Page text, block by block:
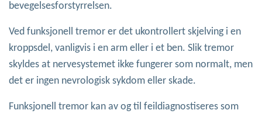
bevegelsesforstyrrelsen.
Ved funksjonell tremor er det ukontrollert skjelving i en
kroppsdel, vanligvis i en arm eller i et ben. Slik tremor
skyldes at nervesystemet ikke fungerer som normalt, men
det er ingen nevrologisk sykdom eller skade.
Funksjonell tremor kan av og til feildiagnostiseres som